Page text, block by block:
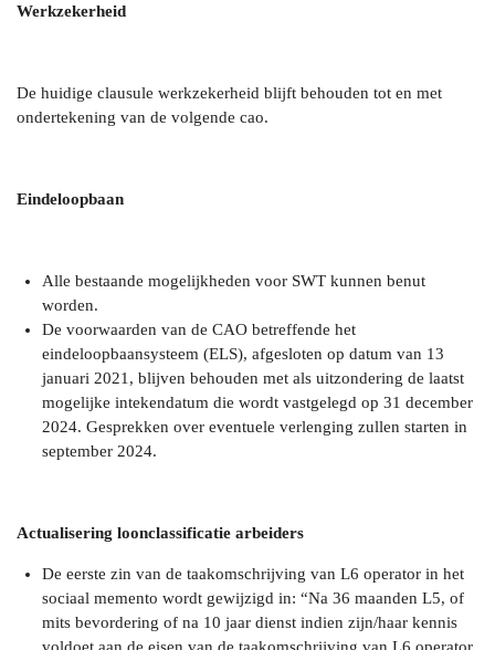
Werkzekerheid
De huidige clausule werkzekerheid blijft behouden tot en met
ondertekening van de volgende cao.
Eindeloopbaan
Alle bestaande mogelijkheden voor SWT kunnen benut
worden.
De voorwaarden van de CAO betreffende het
eindeloopbaansysteem (ELS), afgesloten op datum van 13
januari 2021, blijven behouden met als uitzondering de laatst
mogelijke intekendatum die wordt vastgelegd op 31 december
2024. Gesprekken over eventuele verlenging zullen starten in
september 2024.
Actualisering loonclassificatie arbeiders
De eerste zin van de taakomschrijving van L6 operator in het
sociaal memento wordt gewijzigd in: “Na 36 maanden L5, of
mits bevordering of na 10 jaar dienst indien zijn/haar kennis
voldoet aan de eisen van de taakomschrijving van L6 operator.